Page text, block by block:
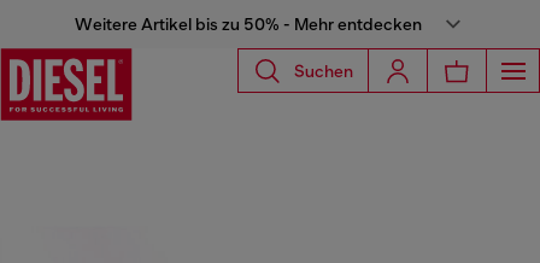
Weitere Artikel bis zu 50% - Mehr entdecken
Suchen